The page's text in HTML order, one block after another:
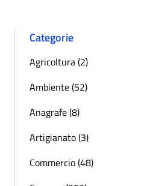
Categorie
Agricoltura (2)
Ambiente (52)
Anagrafe (8)
Artigianato (3)
Commercio (48)